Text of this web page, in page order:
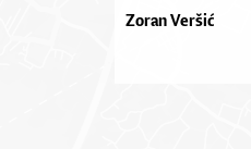
Zoran Veršić